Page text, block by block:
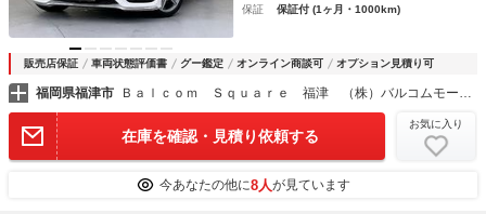
保証
保証付 (1ヶ月・1000km)
販売店保証 車両状態評価書 グー鑑定 オンライン商談可 オプション見積り可
福岡県福津市 Ｂａｌｃｏｍ Ｓｑｕａｒｅ 福津 （株）バルコムモータース
在庫を確認・見積り依頼する
お気に入り
今あなたの他に8人が見ています